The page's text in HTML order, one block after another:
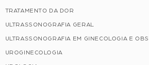
TRATAMENTO DA DOR
ULTRASSONOGRAFIA GERAL
ULTRASSONOGRAFIA EM GINECOLOGIA E
UROGINECOLOGIA